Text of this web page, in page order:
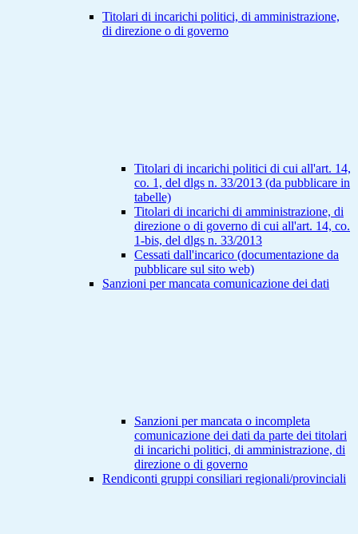
Titolari di incarichi politici, di amministrazione,
di direzione o di governo
Titolari di incarichi politici di cui all'art. 14,
co. 1, del dlgs n. 33/2013 (da pubblicare in
tabelle)
Titolari di incarichi di amministrazione, di
direzione o di governo di cui all'art. 14, co.
1-bis, del dlgs n. 33/2013
Cessati dall'incarico (documentazione da
pubblicare sul sito web)
Sanzioni per mancata comunicazione dei dati
Sanzioni per mancata o incompleta
comunicazione dei dati da parte dei titolari
di incarichi politici, di amministrazione, di
direzione o di governo
Rendiconti gruppi consiliari regionali/provinciali